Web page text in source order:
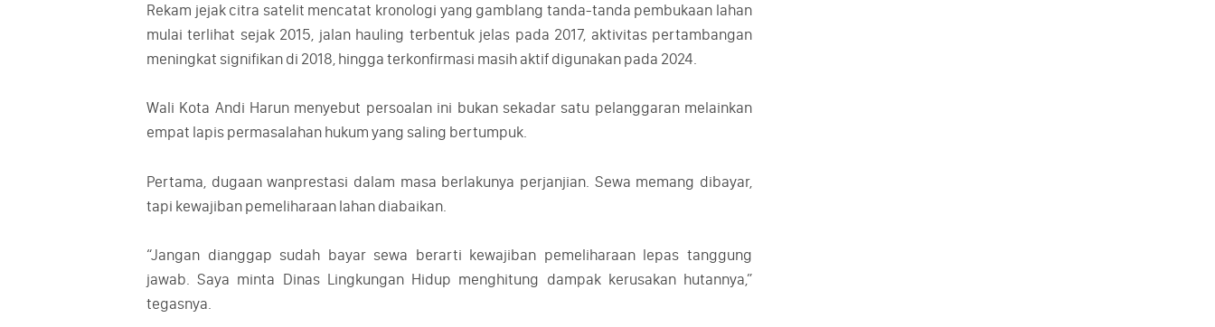
Rekam jejak citra satelit mencatat kronologi yang gamblang tanda-tanda pembukaan lahan
mulai terlihat sejak 2015, jalan hauling terbentuk jelas pada 2017, aktivitas pertambangan
meningkat signifikan di 2018, hingga terkonfirmasi masih aktif digunakan pada 2024.
Wali Kota Andi Harun menyebut persoalan ini bukan sekadar satu pelanggaran melainkan
empat lapis permasalahan hukum yang saling bertumpuk.
Pertama, dugaan wanprestasi dalam masa berlakunya perjanjian. Sewa memang dibayar,
tapi kewajiban pemeliharaan lahan diabaikan.
“Jangan dianggap sudah bayar sewa berarti kewajiban pemeliharaan lepas tanggung
jawab. Saya minta Dinas Lingkungan Hidup menghitung dampak kerusakan hutannya,”
tegasnya.